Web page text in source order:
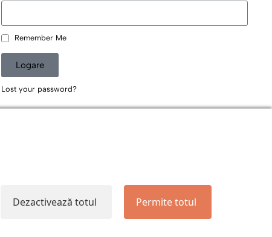
Remember Me
Logare
Lost your password?
Dezactivează totul Permite totul